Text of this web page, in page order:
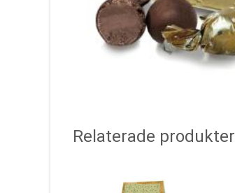
Relaterade produkter